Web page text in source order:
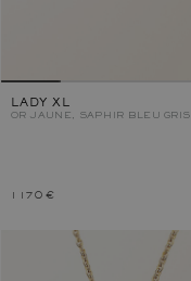
LADY XL
OR JAUNE, SAPHIR BLEU GRIS
1 170 €